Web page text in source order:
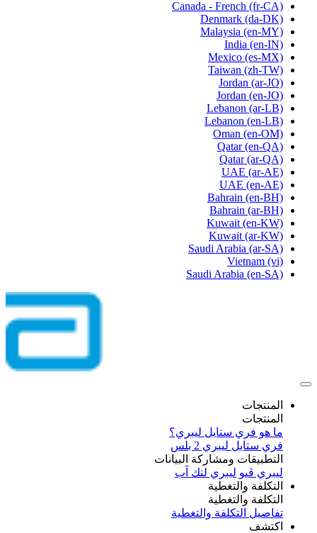
Canada - French (fr-CA)
Denmark (da-DK)
Malaysia (en-MY)
India (en-IN)
Mexico (es-MX)
Taiwan (zh-TW)
Jordan (ar-JO)
Jordan (en-JO)
Lebanon (ar-LB)
Lebanon (en-LB)
Oman (en-OM)
Qatar (en-QA)
Qatar (ar-QA)
UAE (ar-AE)
UAE (en-AE)
Bahrain (en-BH)
Bahrain (ar-BH)
Kuwait (en-KW)
Kuwait (ar-KW)
Saudi Arabia (ar-SA)
Vietnam (vi)
Saudi Arabia (en-SA)
المنتجات
المنتجات
ما هو فري ستايل ليبري؟
فري ستايل ليبري 2 بلس​
التطبيقات ومشاركة البيانات
ليبري ڤيو ليبري لنك آب
التكلفة والتغطية
التكلفة والتغطية
تفاصيل التكلفة والتغطية
اكتشف​